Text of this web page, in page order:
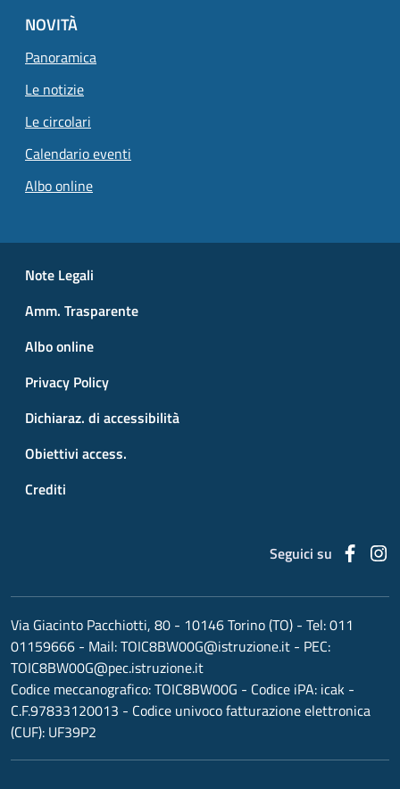
NOVITÀ
PanoramicaPagina attuale
Le notizie
Le circolari
Calendario eventi
Albo online
Small prints
Note Legali
Amm. Trasparente
Albo online
Privacy Policy
Dichiaraz. di accessibilità
Obiettivi access.
Crediti
Seguici su
Via Giacinto Pacchiotti, 80 - 10146 Torino (TO) - Tel:011
01159666 - Mail:TOIC8BW00G@istruzione.it - PEC:
TOIC8BW00G@pec.istruzione.it
Codice meccanografico:TOIC8BW00G - Codice iPA: icak -
C.F.97833120013 - Codice univoco fatturazione elettronica
(CUF): UF39P2